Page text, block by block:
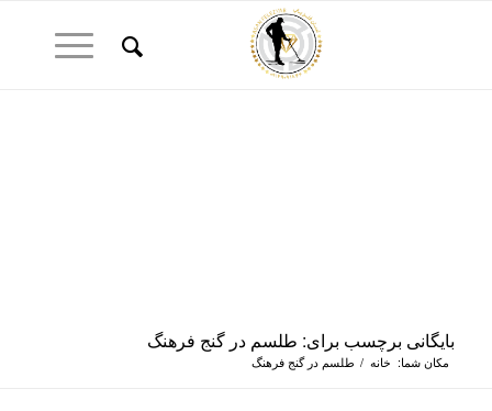
بایگانی برچسب برای: طلسم در گنج فرهنگ
مکان شما: خانه / طلسم در گنج فرهنگ